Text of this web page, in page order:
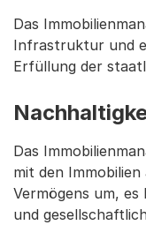
Das
Infrastruktur und
Erfüllung der
Das
mit den
Vermögens um,
und